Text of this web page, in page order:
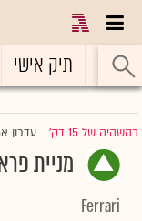
ראשי תיק אישי
בהשהיה של 15 דק' |עדכון
מניית
Ferrari